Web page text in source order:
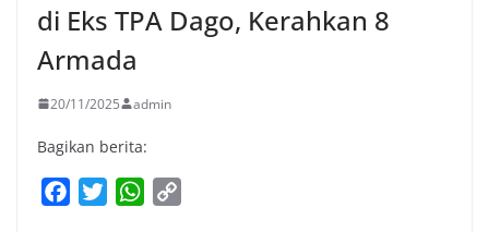
di Eks TPA Dago, Kerahkan 8
Armada
20/11/2025 admin
Bagikan berita:
W